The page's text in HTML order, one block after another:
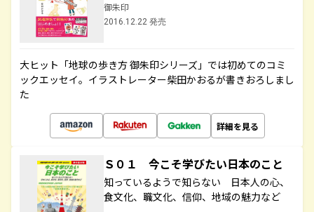
御朱印
2016.12.22 発売
大ヒット「地球の歩き方 御朱印シリーズ」では初めてのコミ
ックエッセイ。イラストレーター柴田かおるが書きおろしまし
た
詳細を見る
Ｓ０１ 今こそ学びたい日本のこと
知っているようで知らない 日本人の心、
食文化、職文化、信仰、地域の魅力など